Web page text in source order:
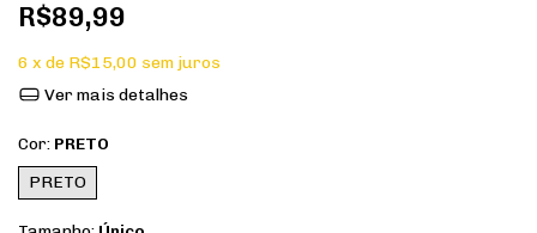
R$89,99
6 x de R$15,00 sem juros
Ver mais detalhes
Cor: PRETO
PRETO